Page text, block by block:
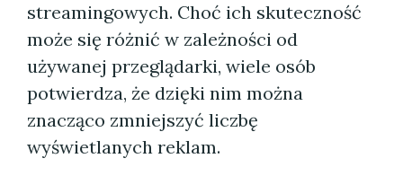
streamingowych. Choć ich skuteczność
może się różnić w zależności od
używanej przeglądarki, wiele osób
potwierdza, że dzięki nim można
znacząco zmniejszyć liczbę
wyświetlanych reklam.